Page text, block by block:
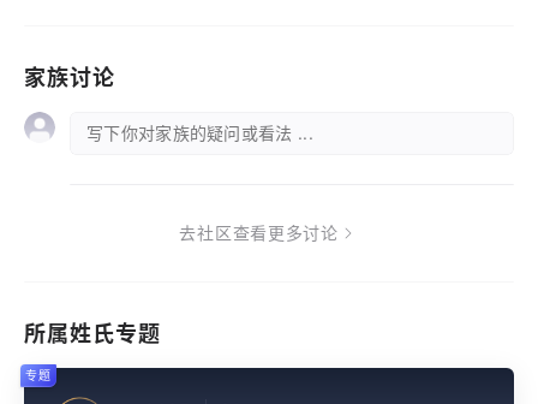
家族讨论
写下你对家族的疑问或看法 ...
去社区查看更多讨论
所属姓氏专题
专题